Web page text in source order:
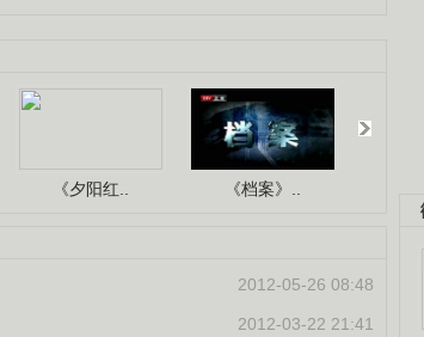
《夕阳红.. 《档案》..
2012-05-26 08:48
2012-03-22 21:41